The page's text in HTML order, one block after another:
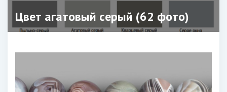
Цвет агатовый серый (62 фото)